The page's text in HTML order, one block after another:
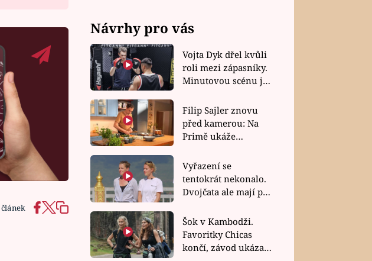
Návrhy pro vás
Vojta Dyk dřel kvůli
roli mezi zápasníky.
Minutovou scénu jel
Filip Sajler znovu
před kamerou: Na
Primě ukáže
rychlé recepty
Vyřazení se
tentokrát nekonalo.
Dvojčata ale mají po
závodu nůž na krku
Šok v Kambodži.
Favoritky Chicas
končí, závod ukázal